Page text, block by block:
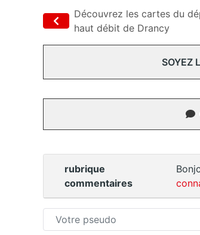
Découvrez les cartes du
haut débit de Drancy
SOYEZ
rubrique
commentaires